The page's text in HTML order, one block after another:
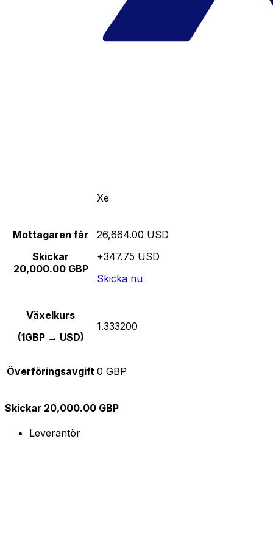
Xe
Mottagaren får
Skickar
20,000.00 GBP
26,664.00 USD
+347.75 USD
Skicka nu
Växelkurs
(1GBP → USD)
1.333200
Överföringsavgift 0 GBP
Skickar 20,000.00 GBP
Leverantör